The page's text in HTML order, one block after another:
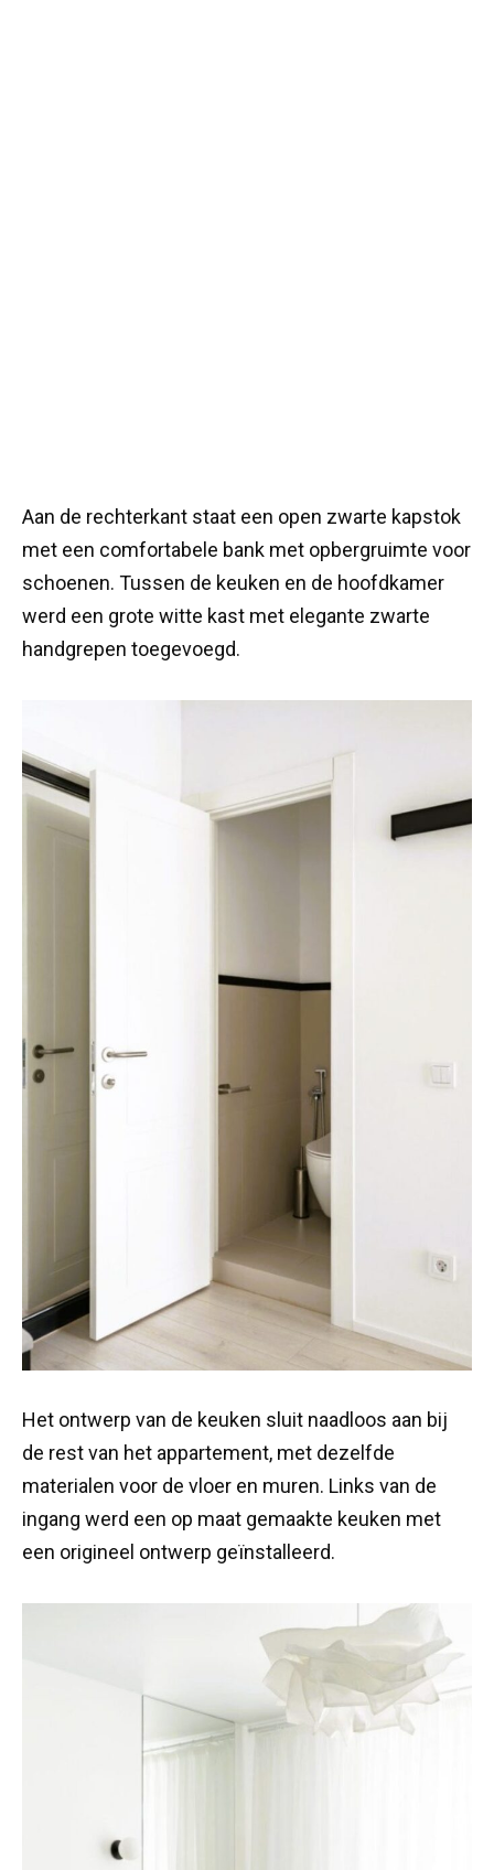
Aan de rechterkant staat een open zwarte kapstok
met een comfortabele bank met opbergruimte voor
schoenen. Tussen de keuken en de hoofdkamer
werd een grote witte kast met elegante zwarte
handgrepen toegevoegd.
Het ontwerp van de keuken sluit naadloos aan bij
de rest van het appartement, met dezelfde
materialen voor de vloer en muren. Links van de
ingang werd een op maat gemaakte keuken met
een origineel ontwerp geïnstalleerd.